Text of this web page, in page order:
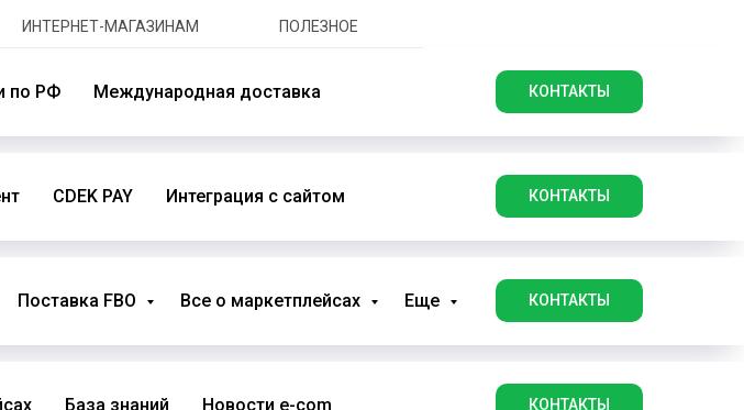
ИНТЕРНЕТ-МАГАЗИНАМ ПОЛЕЗНОЕ
по РФ Международная доставка КОНТАКТЫ
CDEK PAY Интеграция с сайтом КОНТАКТЫ
Поставка FBO Все о маркетплейсах Еще КОНТАКТЫ
База знаний Новости e-com КОНТАКТЫ